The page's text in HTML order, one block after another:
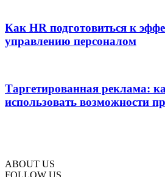
Как HR подготовиться к
управлению персоналом
Таргетированная реклама:
использовать возможности
ABOUT US